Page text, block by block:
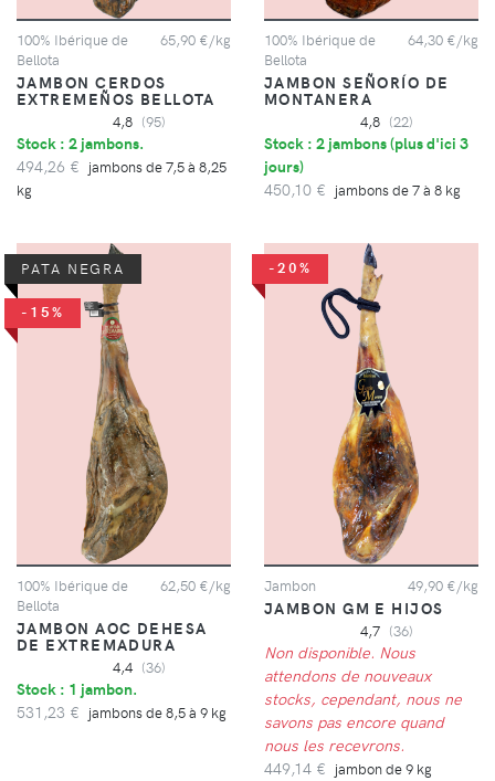
100% Ibérique de
Bellota
65,90 €/kg
JAMBON CERDOS
EXTREMEÑOS BELLOTA
4,8 (95)
Stock : 2 jambons.
494,26 € jambons de 7,5 à 8,25
kg
100% Ibérique de
Bellota
64,30 €/kg
JAMBON SEÑORÍO DE
MONTANERA
4,8 (22)
Stock : 2 jambons (plus d'ici 3
jours)
450,10 € jambons de 7 à 8 kg
PATA NEGRA
-15%
100% Ibérique de
Bellota
62,50 €/kg
JAMBON AOC DEHESA
DE EXTREMADURA
4,4 (36)
Stock : 1 jambon.
531,23 € jambons de 8,5 à 9 kg
-20%
Jambon 49,90 €/kg
JAMBON GM E HIJOS
4,7 (36)
Non disponible. Nous
attendons de nouveaux
stocks, cependant, nous ne
savons pas encore quand
nous les recevrons.
449,14 € jambon de 9 kg